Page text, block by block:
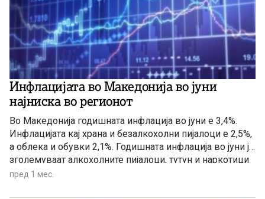
Инфлацијата во Македонија во јуни
најниска во регионот
Во Македонија годишната инфлација во јуни е 3,4%.
Инфлацијата кај храна и безалкохолни пијалоци е 2,5%,
а облека и обувки 2,1%. Годишната инфлација во јуни ја
зголемуваат алкохолните пијалоци, тутун и наркотици
со 9,3% и транспортот со 6,2%, покажуваат податоците
пред 1 мес.